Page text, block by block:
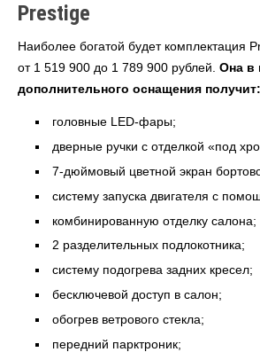
Prestige
Наиболее богатой будет комплектация
от 1 519 900 до 1 789 900 рублей. Она в
дополнительного оснащения получит:
головные LED-фары;
дверные ручки с отделкой «под
7-дюймовый цветной экран
систему запуска двигателя с
комбинированную отделку салона;
2 разделительных подлокотника;
систему подогрева задних кресел;
бесключевой доступ в салон;
обогрев ветрового стекла;
передний парктроник;